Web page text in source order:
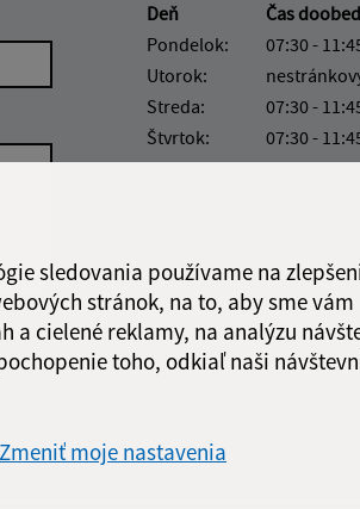
sledovania používame na
stránok, na to, aby sme vám
a cielené reklamy, na analýzu
toho, odkiaľ naši
Zmeniť moje nastavenia
Deň Čas
Pondelok:
07:30 -
Utorok:
Streda:
07:30 -
Štvrtok:
07:30 -
Piatok:
07:30 -